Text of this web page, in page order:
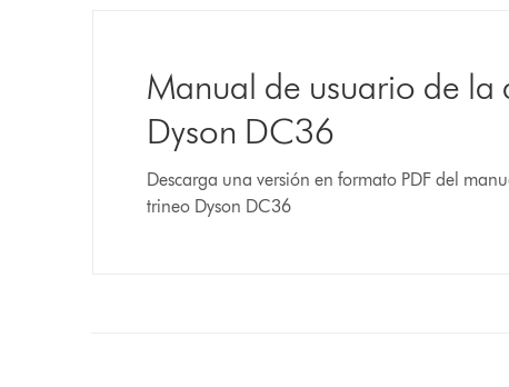
Manual de usuario de
Dyson DC36
Descarga una versión en formato PDF del
trineo Dyson DC36